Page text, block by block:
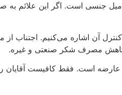
است. اگر این علائم به
آن اشاره می‌کنیم. اجتناب
عارضه است. فقط کافیست